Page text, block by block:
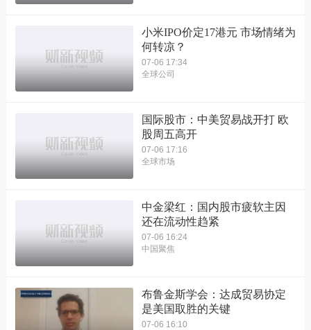
小米IPO价定17港元 市场情绪为
何转凉？
07-06 17:34
全球公司
国际股市：中美贸易战开打 欧
股周五高开
07-06 17:16
全球市场
中金梁红：国内股市疲软主因
还在流动性趋紧
07-06 16:24
中国聚焦
布鲁金斯学会：达成贸易协定
是美国取胜的关键
07-06 16:10